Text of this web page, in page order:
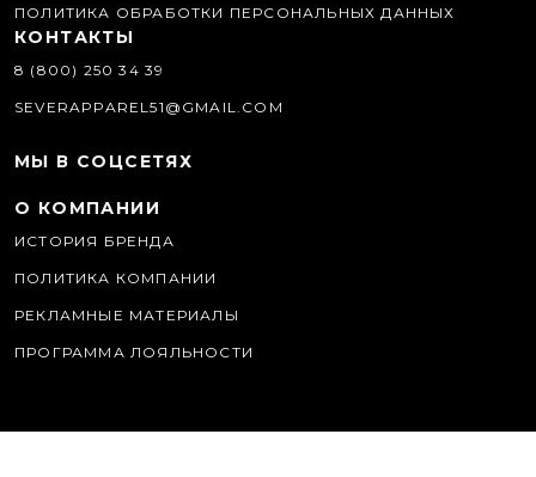
ПОЛИТИКА ОБРАБОТКИ ПЕРСОНАЛЬНЫХ ДАННЫХ
КОНТАКТЫ
8 (800) 250 34 39
SEVERAPPAREL51@GMAIL.COM
МЫ В СОЦСЕТЯХ
О КОМПАНИИ
ИСТОРИЯ БРЕНДА
ПОЛИТИКА КОМПАНИИ
РЕКЛАМНЫЕ МАТЕРИАЛЫ
ПРОГРАММА ЛОЯЛЬНОСТИ